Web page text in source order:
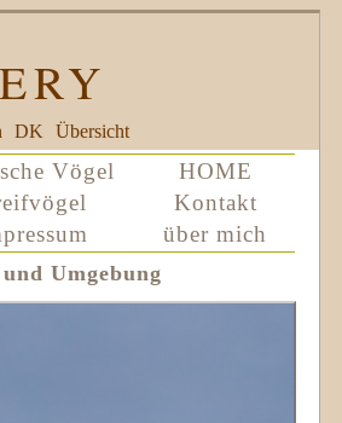
DK Übersicht
Vögel
HOME
Kontakt
über mich
Umgebung